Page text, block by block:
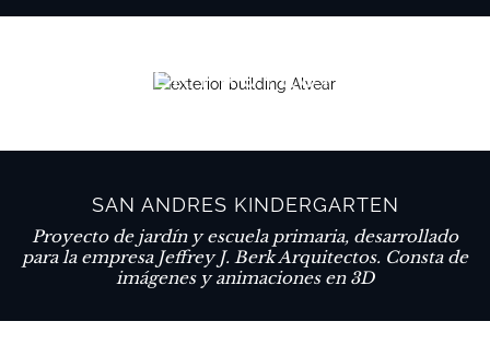
VER PROYECTO
SAN ANDRES KINDERGARTEN
Proyecto de jardín y escuela primaria, desarrollado
para la empresa Jeffrey J. Berk Arquitectos. Consta de
imágenes y animaciones en 3D